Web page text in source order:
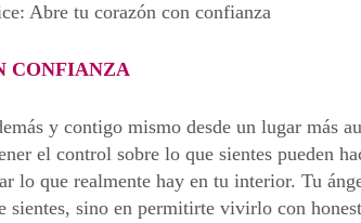
Abre tu corazón con confianza
CONFIANZA
y contigo mismo desde un lugar más
el control sobre lo que sientes pueden
lo que realmente hay en tu interior. Tu
sientes, sino en permitirte vivirlo con